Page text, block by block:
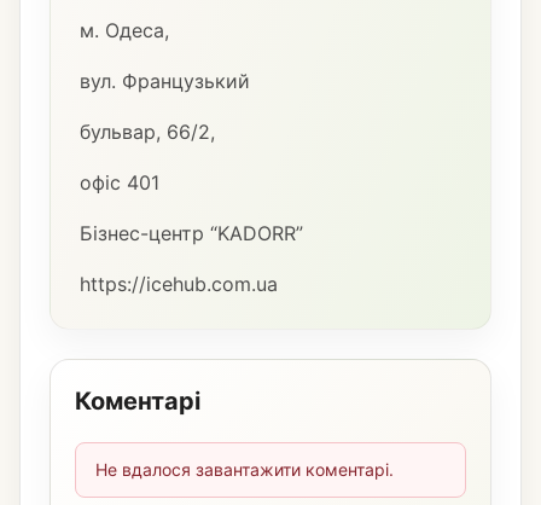
м. Одеса,
вул. Французький
бульвар, 66/2,
офіс 401
Бізнес-центр “KADORR”
https://icehub.com.ua
Коментарі
Не вдалося завантажити коментарі.